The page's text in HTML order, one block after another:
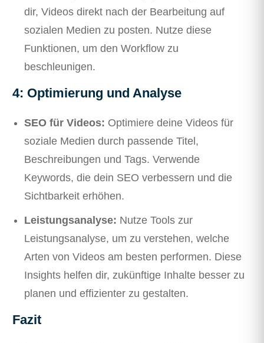
dir, Videos direkt nach der Bearbeitung auf
sozialen Medien zu posten. Nutze diese
Funktionen, um den Workflow zu
beschleunigen.
4: Optimierung und Analyse
SEO für Videos: Optimiere deine Videos für
soziale Medien durch passende Titel,
Beschreibungen und Tags. Verwende
Keywords, die dein SEO verbessern und die
Sichtbarkeit erhöhen.
Leistungsanalyse: Nutze Tools zur
Leistungsanalyse, um zu verstehen, welche
Arten von Videos am besten performen. Diese
Insights helfen dir, zukünftige Inhalte besser zu
planen und effizienter zu gestalten.
Fazit